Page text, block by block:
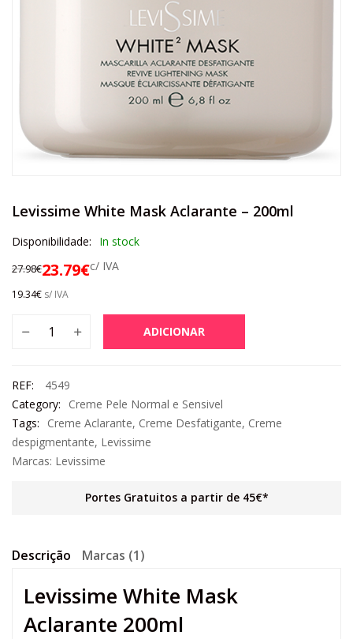
Levissime White Mask Aclarante – 200ml
Disponibilidade: In stock
27.98€23.79€c/ IVA
19.34€ s/ IVA
ADICIONAR
REF:
4549
Category:
Creme Pele Normal e Sensivel
Tags:
Creme Aclarante, Creme Desfatigante, Creme
despigmentante, Levissime
Marcas: Levissime
Portes Gratuitos a partir de 45€*
Descrição Marcas (1)
Levissime White Mask
Aclarante 200ml